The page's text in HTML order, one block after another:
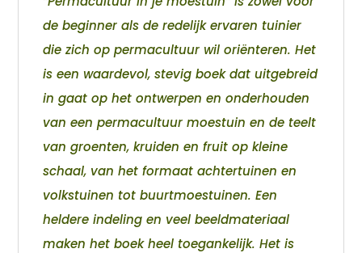
de beginner als de redelijk ervaren tuinier
die zich op permacultuur wil oriënteren. Het
is een waardevol, stevig boek dat uitgebreid
in gaat op het ontwerpen en onderhouden
van een permacultuur moestuin en de teelt
van groenten, kruiden en fruit op kleine
schaal, van het formaat achtertuinen en
volkstuinen tot buurtmoestuinen. Een
heldere indeling en veel beeldmateriaal
maken het boek heel toegankelijk. Het is